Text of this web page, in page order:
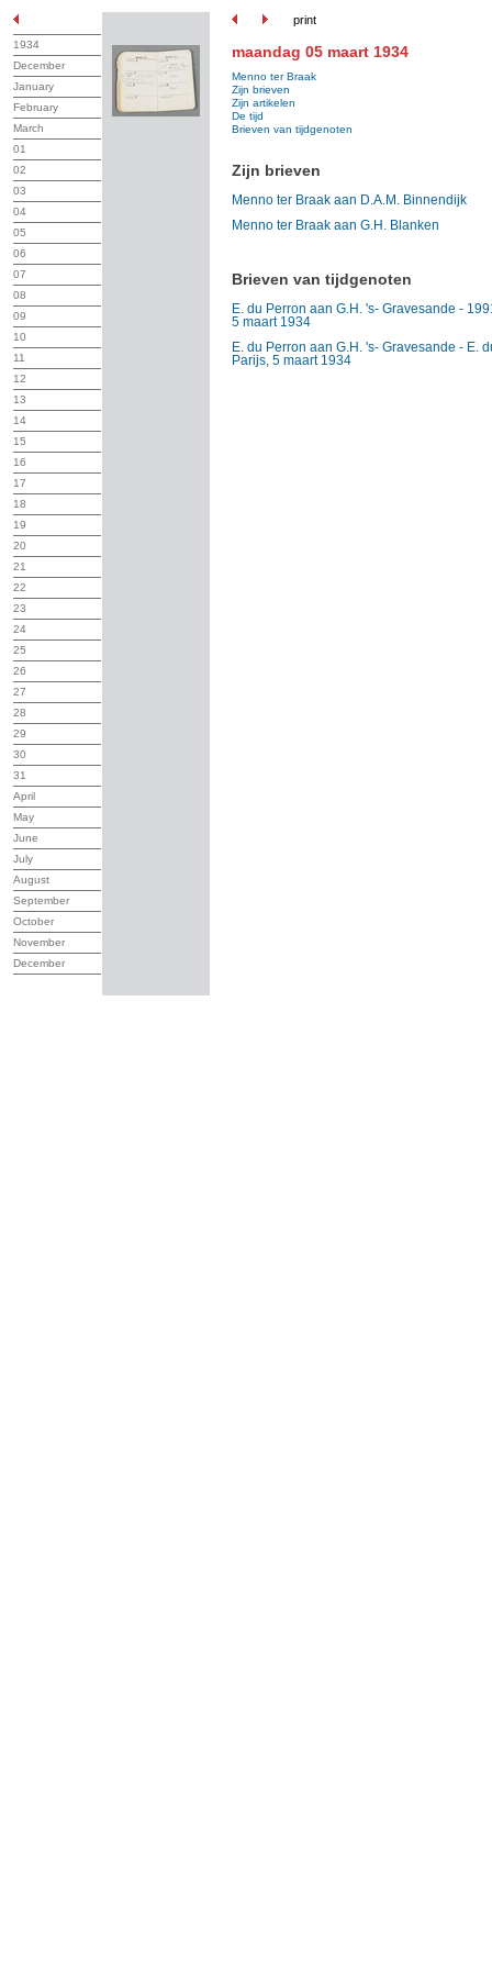
print
1934
December
January
February
March
01
02
03
04
05
06
07
08
09
10
11
12
13
14
15
16
17
18
19
20
21
22
23
24
25
26
27
28
29
30
31
April
May
June
July
August
September
October
November
December
maandag 05 maart 1934
Menno ter Braak
Zijn brieven
Zijn artikelen
De tijd
Brieven van tijdgenoten
Zijn brieven
Menno ter Braak aan D.A.M. Binnendijk
Menno ter Braak aan G.H. Blanken
Brieven van tijdgenoten
E. du Perron aan G.H. 's- Gravesande -
5 maart 1934
E. du Perron aan G.H. 's- Gravesande - E.
Parijs, 5 maart 1934